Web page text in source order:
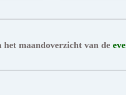
maandoverzicht van de